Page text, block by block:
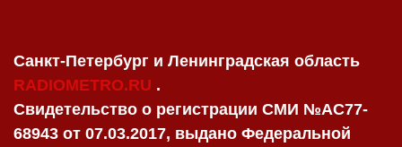
Санкт-Петербург и Ленинградская область
RADIOMETRO.RU .
Свидетельство о регистрации СМИ №AC77-
68943 от 07.03.2017, выдано Федеральной